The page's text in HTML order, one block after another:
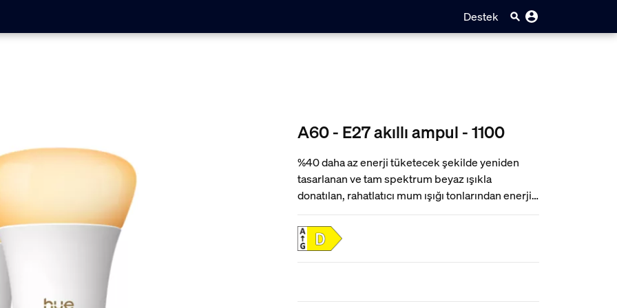
Destek
A60 - E27 akıllı ampul - 1100
%40 daha az enerji tüketecek şekilde yeniden
tasarlanan ve tam spektrum beyaz ışıkla
donatılan, rahatlatıcı mum ışığı tonlarından enerji
veren, canlı, beyaz ışığa kadar dilediğiniz aralığa
sorunsuzca ayarlanabilen şimdiye kadarki en
akıllı ampulümüzle doğal gün ışığının faydalarını
evinize taşıyın. Işığınızı tam parlaklıktan %0,2'ye